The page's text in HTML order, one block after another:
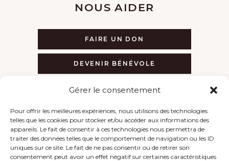
Gérer le consentement
Pour offrir les meilleures expériences, nous utilisons des technologies
telles que les cookies pour stocker et/ou accéder aux informations des
appareils. Le fait de consentir à ces technologies nous permettra de
traiter des données telles que le comportement de navigation ou les ID
uniques sur ce site. Le fait de ne pas consentir ou de retirer son
consentement peut avoir un effet négatif sur certaines caractéristiques
NOUS AIDER
FAIRE UN DON
DEVENIR BÉNÉVOLE
LIENS
villes-sanctuaires.com